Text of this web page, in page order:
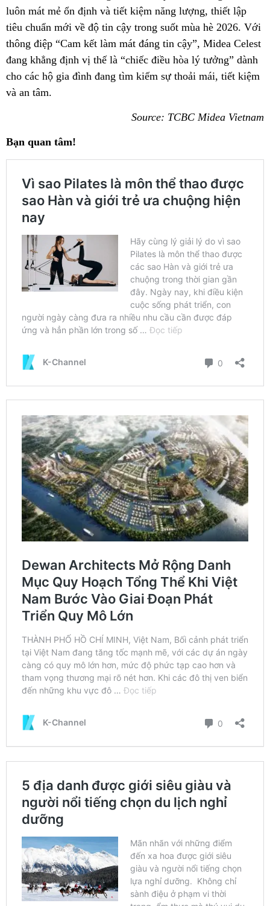
luôn mát mẻ ổn định và tiết kiệm năng lượng, thiết lập
tiêu chuẩn mới về độ tin cậy trong suốt mùa hè 2026. Với
thông điệp “Cam kết làm mát đáng tin cậy”, Midea Celest
đang khẳng định vị thế là “chiếc điều hòa lý tưởng” dành
cho các hộ gia đình đang tìm kiếm sự thoải mái, tiết kiệm
và an tâm.
Source: TCBC Midea Vietnam
Bạn quan tâm!